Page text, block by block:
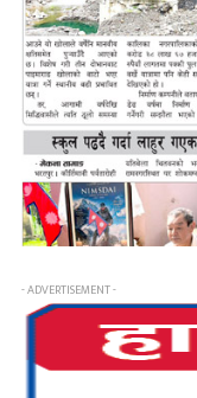
- ADVERTISEMENT -